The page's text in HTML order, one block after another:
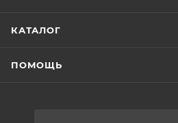
КАТАЛОГ
ПОМОЩЬ